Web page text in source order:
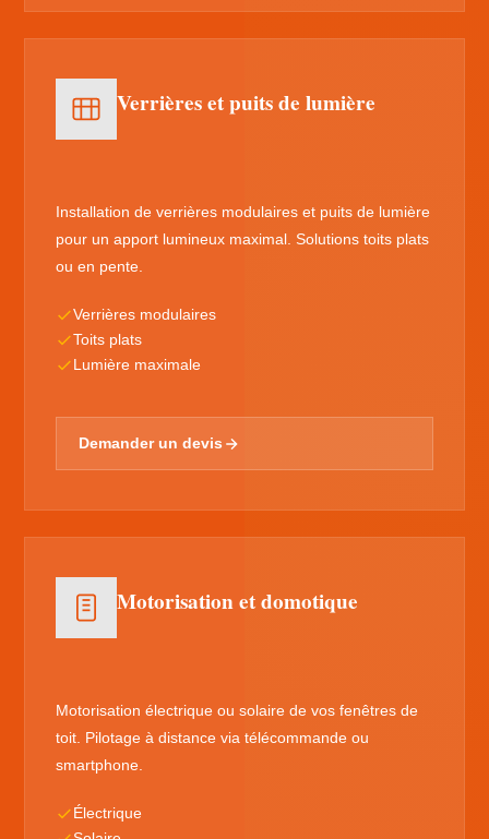
Verrières et puits de lumière
Installation de verrières modulaires et puits de lumière
pour un apport lumineux maximal. Solutions toits plats
ou en pente.
Verrières modulaires
Toits plats
Lumière maximale
Demander un devis
Motorisation et domotique
Motorisation électrique ou solaire de vos fenêtres de
toit. Pilotage à distance via télécommande ou
smartphone.
Électrique